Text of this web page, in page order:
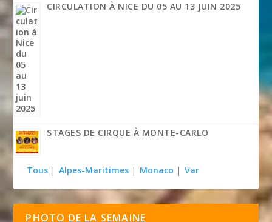
CIRCULATION À NICE DU 05 AU 13 JUIN 2025
STAGES DE CIRQUE À MONTE-CARLO
Tous | Alpes-Maritimes | Monaco | Var
PHOTO DE LA SEMAINE